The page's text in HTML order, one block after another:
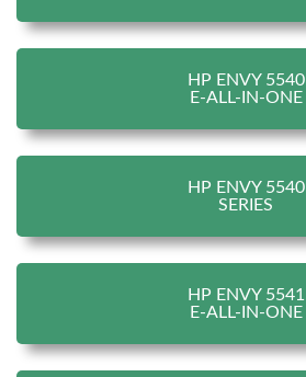
HP ENVY 5540
E-ALL-IN-ONE
HP ENVY 5540
SERIES
HP ENVY 5541
E-ALL-IN-ONE